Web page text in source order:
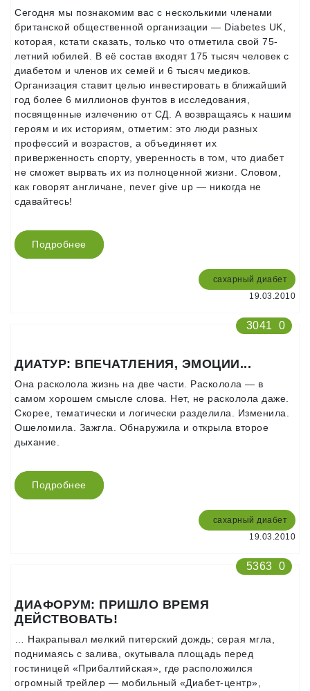
Сегодня мы познакомим вас с несколькими членами
британской общественной организации — Diabetes UK,
которая, кстати сказать, только что отметила свой 75-
летний юбилей. В её состав входят 175 тысяч человек с
диабетом и членов их семей и 6 тысяч медиков.
Организация ставит целью инвестировать в ближайший
год более 6 миллионов фунтов в исследования,
посвященные излечению от СД. А возвращаясь к нашим
героям и их историям, отметим: это люди разных
профессий и возрастов, а объединяет их
приверженность спорту, уверенность в том, что диабет
не сможет вырвать их из полноценной жизни. Словом,
как говорят англичане, never give up — никогда не
сдавайтесь!
Подробнее
сахарный диабет
19.03.2010
3041 0
ДИАТУР: ВПЕЧАТЛЕНИЯ, ЭМОЦИИ...
Она расколола жизнь на две части. Расколола — в
самом хорошем смысле слова. Нет, не расколола даже.
Скорее, тематически и логически разделила. Изменила.
Ошеломила. Зажгла. Обнаружила и открыла второе
дыхание.
Подробнее
сахарный диабет
19.03.2010
5363 0
ДИАФОРУМ: ПРИШЛО ВРЕМЯ
ДЕЙСТВОВАТЬ!
… Накрапывал мелкий питерский дождь; серая мгла,
поднимаясь с залива, окутывала площадь перед
гостиницей «Прибалтийская», где расположился
огромный трейлер — мобильный «Диабет-центр»,